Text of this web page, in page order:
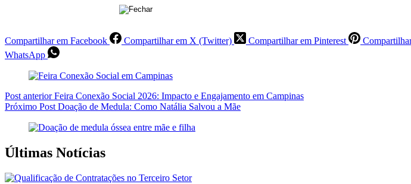
Compartilhar em Facebook Compartilhar em X (Twitter) Compartilhar em Pinterest
WhatsApp
Post anteriorFeira Conexão Social 2026: Impacto e Engajamento em Campinas
Próximo Post Doação de Medula: Como Natália Salvou a Mãe
Últimas Notícias